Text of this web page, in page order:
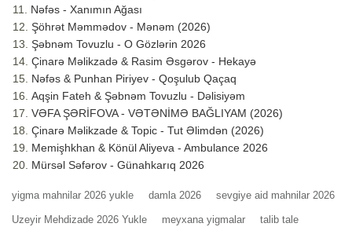
Nəfəs - Xanımın Ağası
Şöhrət Məmmədov - Mənəm (2026)
Şəbnəm Tovuzlu - O Gözlərin 2026
Çinarə Məlikzadə & Rasim Əsgərov - Hekayə
Nəfəs & Punhan Piriyev - Qoşulub Qaçaq
Aqşin Fateh & Şəbnəm Tovuzlu - Dəlisiyəm
VƏFA ŞƏRİFOVA - VƏTƏNİMƏ BAĞLIYAM (2026)
Çinarə Məlikzade & Topic - Tut Əlimdən (2026)
Memişhkhan & Könül Aliyeva - Ambulance 2026
Mürsəl Səfərov - Günahkarıq 2026
yigma mahnilar 2026 yukle damla 2026 sevgiye aid mahnilar 2026
Uzeyir Mehdizade 2026 Yukle meyxana yigmalar talib tale